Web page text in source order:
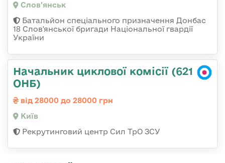
Слов'янськ
Батальйон спеціального призначення Донбас
18 Слов'янської бригади Національної гвардії
України
Начальник циклової комісії (621
ОНБ)
від 28000 до 28000 грн
Київ
Рекрутинговий центр Сил ТрО ЗСУ